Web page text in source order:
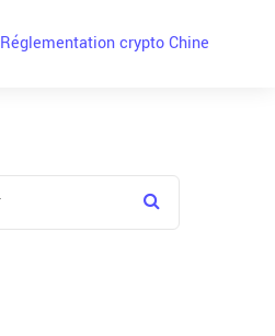
Réglementation crypto Chine